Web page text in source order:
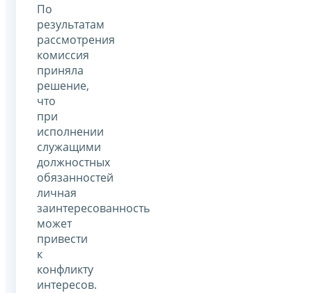
По
результатам
рассмотрения
комиссия
приняла
решение,
что
при
исполнении
служащими
должностных
обязанностей
личная
заинтересованность
может
привести
к
конфликту
интересов.